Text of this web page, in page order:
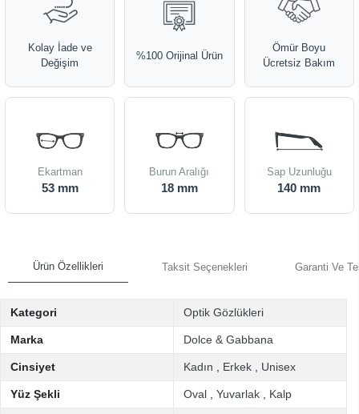
Kolay İade ve
Değişim
%100 Orijinal Ürün
Ömür Boyu
Ücretsiz Bakım
Ekartman
53 mm
Burun Aralığı
18 mm
Sap Uzunluğu
140 mm
Ürün Özellikleri Taksit Seçenekleri Garanti Ve
Kategori Optik Gözlükleri
Marka Dolce & Gabbana
Cinsiyet Kadın Erkek Unisex
Yüz Şekli Oval Yuvarlak Kalp